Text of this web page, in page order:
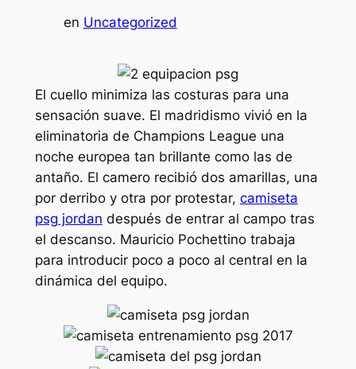
en Uncategorized
El cuello minimiza las costuras para una
sensación suave. El madridismo vivió en la
eliminatoria de Champions League una
noche europea tan brillante como las de
antaño. El camero recibió dos amarillas, una
por derribo y otra por protestar, camiseta
psg jordan después de entrar al campo tras
el descanso. Mauricio Pochettino trabaja
para introducir poco a poco al central en la
dinámica del equipo.